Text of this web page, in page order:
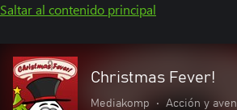
Saltar al contenido principal
Christmas Fever!
Mediakomp • Acción y